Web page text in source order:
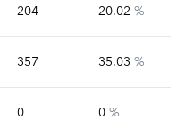
204 20.02 %
357 35.03 %
0 0 %